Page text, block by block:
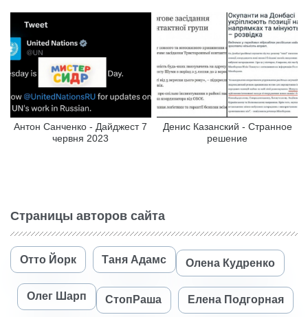
Антон Санченко - Дайджест 7
червня 2023
Денис Казанский - Странное
решение
Страницы авторов сайта
Отто Йорк Таня Адамс Олена Кудренко
Олег Шарп СтопРаша Елена Подгорная